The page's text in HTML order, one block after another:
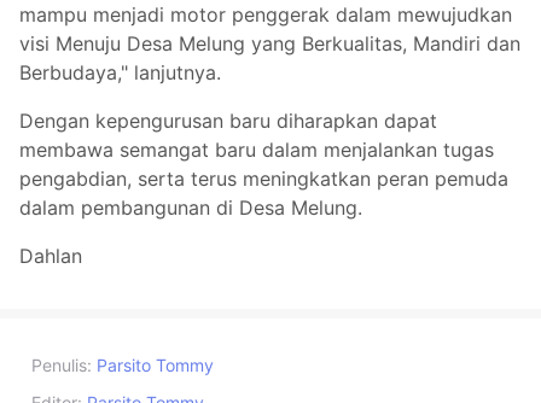
mampu menjadi motor penggerak dalam mewujudkan
visi Menuju Desa Melung yang Berkualitas, Mandiri dan
Berbudaya," lanjutnya.
Dengan kepengurusan baru diharapkan dapat
membawa semangat baru dalam menjalankan tugas
pengabdian, serta terus meningkatkan peran pemuda
dalam pembangunan di Desa Melung.
Dahlan
Penulis: Parsito Tommy